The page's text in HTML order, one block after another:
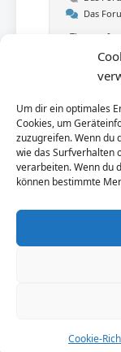
Um dir ein optimales
Cookies, um
zuzugreifen. Wenn du
wie das Surfverhalten
verarbeiten. Wenn du
können bestimmte
Cookie-
Das
Themen-
Aktiv
Nicht
© 2026 Polen-